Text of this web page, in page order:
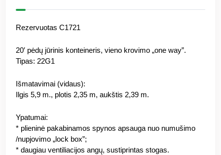
Rezervuotas C1721
20′ pėdų jūrinis konteineris, vieno krovimo „one way”.
Tipas: 22G1
Išmatavimai (vidaus):
Ilgis 5,9 m., plotis 2,35 m, aukštis 2,39 m.
Ypatumai:
* plieninė pakabinamos spynos apsauga nuo numušimo
/nupjovimo „lock box”;
* daugiau ventiliacijos angų, sustiprintas stogas.